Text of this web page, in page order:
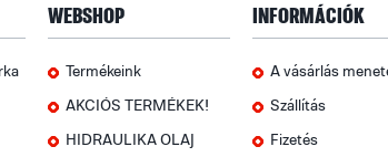
WEBSHOP
Termékeink
AKCIÓS TERMÉKEK!
HIDRAULIKA OLAJ
INFORMÁCIÓK
A vásárlás
Szállítás
Fizetés